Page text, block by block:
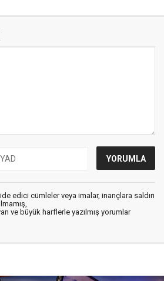
edici cümleler veya imalar, inançlara saldırı
ve büyük harflerle yazılmış yorumlar